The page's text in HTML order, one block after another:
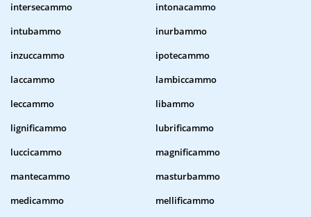
intersecammo
intonacammo
intubammo
inurbammo
inzuccammo
ipotecammo
laccammo
lambiccammo
leccammo
libammo
lignificammo
lubrificammo
luccicammo
magnificammo
mantecammo
masturbammo
medicammo
mellificammo